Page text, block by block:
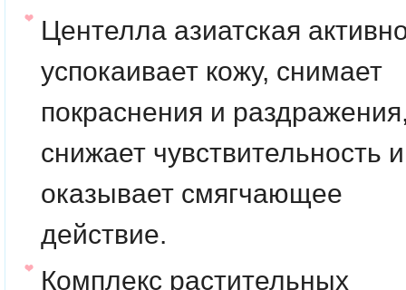
Центелла азиатская
успокаивает кожу, снимает
покраснения и
снижает чувствительность и
оказывает смягчающее
действие.
Комплекс растительных